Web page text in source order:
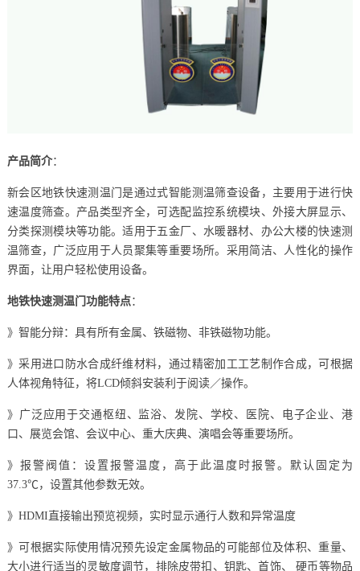
产品简介：
新会区地铁快速测温门是通过式智能测温筛查设备，主要用于进行快
速温度筛查。产品类型齐全，可选配监控系统模块、外接大屏显示、
分类探测模块等功能。适用于五金厂、水暖器材、办公大楼的快速测
温筛查，广泛应用于人员聚集等重要场所。采用简洁、人性化的操作
界面，让用户轻松使用设备。
地铁快速测温门功能特点：
》智能分辩：具有所有金属、铁磁物、非铁磁物功能。
》采用进口防水合成纤维材料，通过精密加工工艺制作合成，可根据
人体视角特征，将LCD倾斜安装利于阅读／操作。
》广泛应用于交通枢纽、监浴、发院、学校、医院、电子企业、港
口、展览会馆、会议中心、重大庆典、演唱会等重要场所。
》报警阀值：设置报警温度，高于此温度时报警。默认固定为
37.3℃，设置其他参数无效。
》HDMI直接输出预览视频，实时显示通行人数和异常温度
》可根据实际使用情况预先设定金属物品的可能部位及体积、重量、
大小进行适当的灵敏度调节，排除皮带扣、钥匙、首饰、 硬币等物品